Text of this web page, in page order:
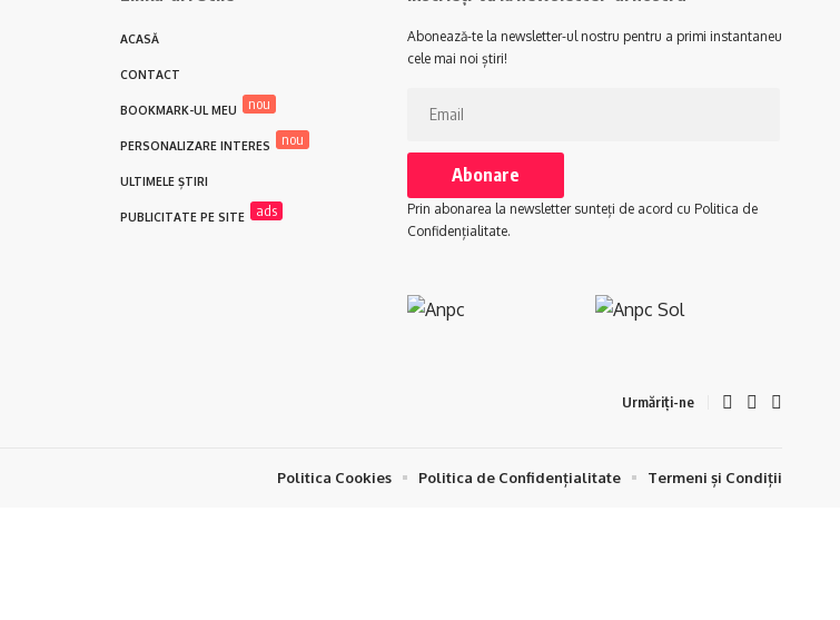
ACASĂ
CONTACT
BOOKMARK-UL MEU nou
PERSONALIZARE INTERES nou
ULTIMELE ȘTIRI
PUBLICITATE PE SITE ads
Abonează-te la newsletter-ul nostru pentru a primi instantaneu
cele mai noi știri!
Prin abonarea la newsletter sunteți de acord cu Politica de
Confidențialitate.
Urmăriți-ne
Politica Cookies Politica de Confidențialitate Termeni și Condiții